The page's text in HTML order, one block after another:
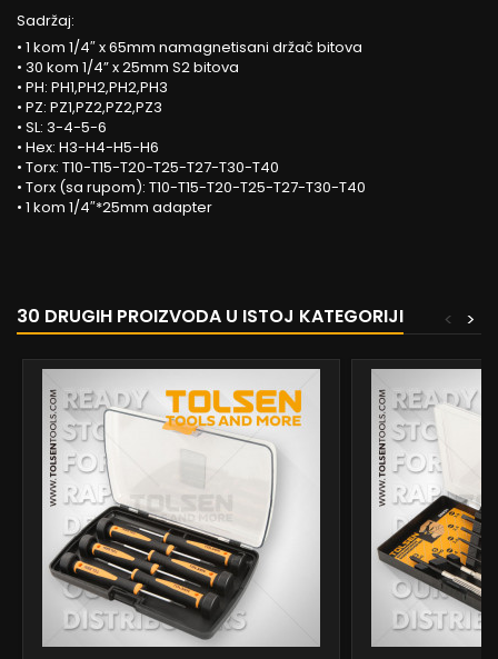
Sadržaj:
• 1 kom 1/4″ x 65mm namagnetisani držač bitova
• 30 kom 1/4” x 25mm S2 bitova
• PH: PH1,PH2,PH2,PH3
• PZ: PZ1,PZ2,PZ2,PZ3
• SL: 3-4-5-6
• Hex: H3-H4-H5-H6
• Torx: T10-T15-T20-T25-T27-T30-T40
• Torx (sa rupom): T10-T15-T20-T25-T27-T30-T40
• 1 kom 1/4″*25mm adapter
30 DRUGIH PROIZVODA U ISTOJ KATEGORIJI >
<